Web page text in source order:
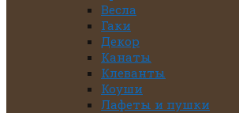
Весла
Гаки
Декор
Канаты
Клеванты
Коуши
Лафеты и пушки